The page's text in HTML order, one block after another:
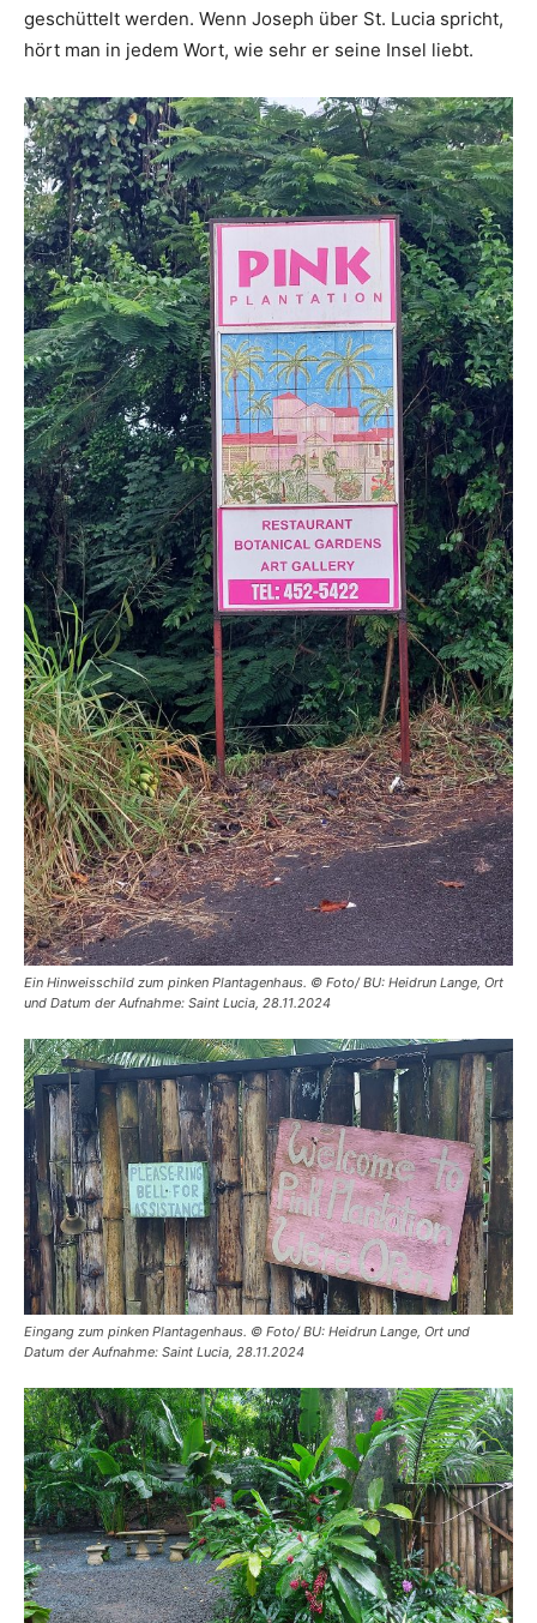
geschüttelt werden. Wenn Joseph über St. Lucia spricht,
hört man in jedem Wort, wie sehr er seine Insel liebt.
Ein Hinweisschild zum pinken Plantagenhaus. © Foto/ BU: Heidrun Lange, Ort
und Datum der Aufnahme: Saint Lucia, 28.11.2024
Eingang zum pinken Plantagenhaus. © Foto/ BU: Heidrun Lange, Ort und
Datum der Aufnahme: Saint Lucia, 28.11.2024